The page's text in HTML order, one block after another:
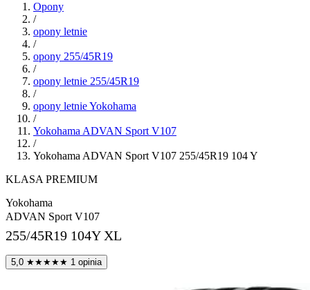
Opony
/
opony letnie
/
opony 255/45R19
/
opony letnie 255/45R19
/
opony letnie Yokohama
/
Yokohama ADVAN Sport V107
/
Yokohama ADVAN Sport V107 255/45R19 104 Y
KLASA PREMIUM
Yokohama
ADVAN Sport V107
255/45R19 104Y XL
5,0 ★★★★★ 1 opinia